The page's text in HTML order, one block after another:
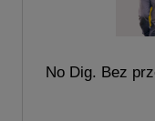
No Dig. Bez